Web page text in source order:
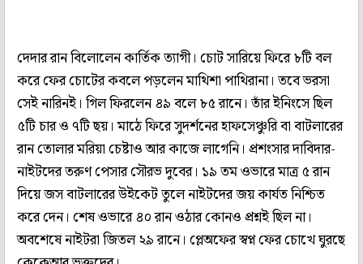
দেদার রান বিলোলেন কার্তিক ত্যাগী। চোট সারিয়ে ফিরে ৮টি বল
করে ফের চোটের কবলে পড়লেন মাথিশা পাথিরানা। তবে ভরসা
সেই নারিনই। গিল ফিরলেন ৪৯ বলে ৮৫ রানে। তাঁর ইনিংসে ছিল
৫টি চার ও ৭টি ছয়। মাঠে ফিরে সুদর্শনের হাফসেঞ্চুরি বা বাটলারের
রান তোলার মরিয়া চেষ্টাও আর কাজে লাগেনি। প্রশংসার দাবিদার-
নাইটদের তরুণ পেসার সৌরভ দুবের। ১৯ তম ওভারে মাত্র ৫ রান
দিয়ে জস বাটলারের উইকেট তুলে নাইটদের জয় কার্যত নিশ্চিত
করে দেন। শেষ ওভারে ৪০ রান ওঠার কোনও প্রশ্নই ছিল না।
অবশেষে নাইটরা জিতল ২৯ রানে। প্লেঅফের স্বপ্ন ফের চোখে ঘুরছে